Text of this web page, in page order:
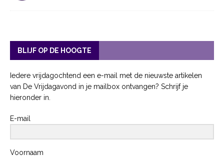
BLIJF OP DE HOOGTE
Iedere vrijdagochtend een e-mail met de nieuwste artikelen
van De Vrijdagavond in je mailbox ontvangen? Schrijf je
hieronder in.
E-mail
Voornaam